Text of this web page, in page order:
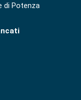
di Potenza